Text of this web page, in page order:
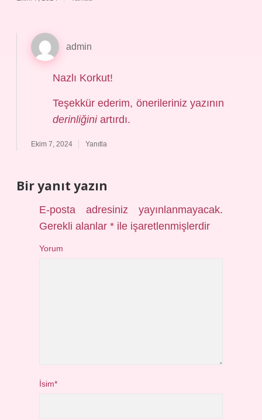
admin
Nazlı Korkut!
Teşekkür ederim, önerileriniz yazının
derinliğiniartırdı.
Ekim 7, 2024 Yanıtla
Bir yanıt yazın
E-posta adresiniz yayınlanmayacak.
Gerekli alanlar* ile işaretlenmişlerdir
Yorum
İsim*